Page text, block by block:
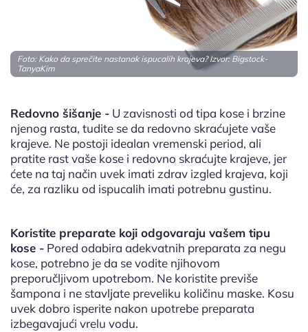
Foto: Kako da sprečite nastanak ispucalih krajeva? Izvor: Bigstock-
TanyaKim
Redovno šišanje - U zavisnosti od tipa kose i brzine
njenog rasta, tudite se da redovno skraćujete vaše
krajeve. Ne postoji idealan vremenski period, ali
pratite rast vaše kose i redovno skraćujte krajeve, jer
ćete na taj način uvek imati zdrav izgled krajeva, koji
će, za razliku od ispucalih imati potrebnu gustinu.
Koristite preparate koji odgovaraju vašem tipu
kose - Pored odabira adekvatnih preparata za negu
kose, potrebno je da se vodite njihovom
preporučljivom upotrebom. Ne koristite previše
šampona i ne stavljate preveliku količinu maske. Kosu
uvek dobro isperite nakon upotrebe preparata
izbegavajući vrelu vodu.